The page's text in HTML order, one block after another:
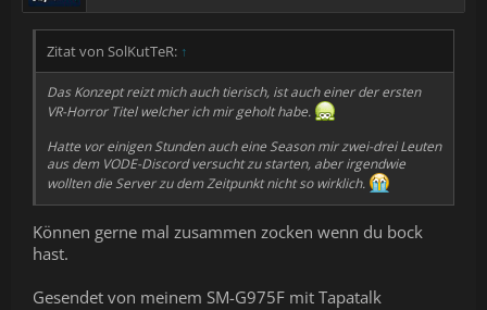
Zitat von SolKutTeR: ↑
Das Konzept reizt mich auch tierisch, ist auch einer der ersten
VR-Horror Titel welcher ich mir geholt habe.
Hatte vor einigen Stunden auch eine Season mir zwei-drei Leuten
aus dem VODE-Discord versucht zu starten, aber irgendwie
wollten die Server zu dem Zeitpunkt nicht so wirklich.
Können gerne mal zusammen zocken wenn du bock
hast.
Gesendet von meinem SM-G975F mit Tapatalk